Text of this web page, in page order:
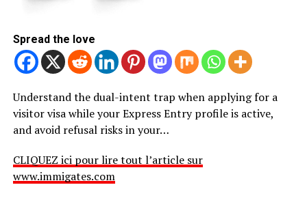
Spread the love
Understand the dual-intent trap when applying for a
visitor visa while your Express Entry profile is active,
and avoid refusal risks in your…
CLIQUEZ ici pour lire tout l’article sur
www.immigates.com